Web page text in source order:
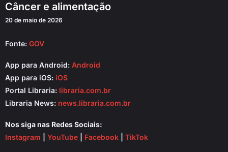
Câncer e alimentação
20 de maio de 2026
Fonte: GOV
App para Android: Android
App para iOS: iOS
Portal Libraria: libraria.com.br
Libraria News: news.libraria.com.br
Nos siga nas Redes Sociais:
Instagram
YouTube Facebook TikTok